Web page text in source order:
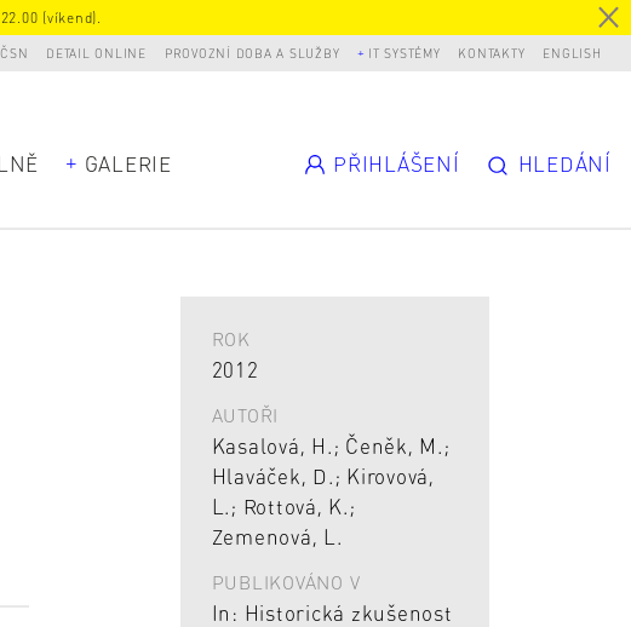
(víkend).
DETAIL ONLINE PROVOZNÍ DOBA A SLUŽBY IT SYSTÉMY KONTAKTY ENGLISH
GALERIE PŘIHLÁŠENÍ HLEDÁNÍ
ROK
2012
AUTOŘI
Kasalová, H.; Čeněk, M.;
Hlaváček, D.; Kirovová,
L.; Rottová, K.;
Zemenová, L.
PUBLIKOVÁNO V
In: Historická zkušenost